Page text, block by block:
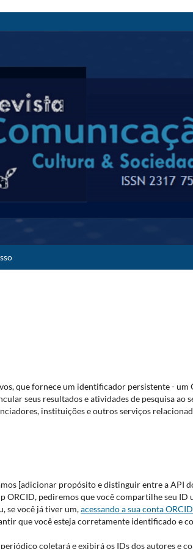
que fornece um identificador persistente - um
seus resultados e atividades de pesquisa ao
instituições e outros serviços
[adicionar propósito e distinguir entre a API
pediremos que você compartilhe seu ID
se você já tiver um,acessando a sua conta ORCID
que você esteja corretamente identificado e
periódico coletará e exibirá os IDs dos autores e